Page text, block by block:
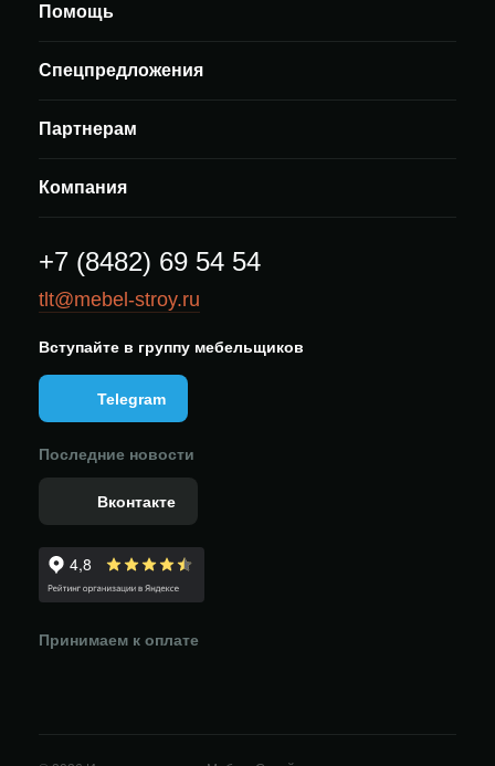
Помощь
Спецпредложения
Партнерам
Компания
+7 (8482) 69 54 54
tlt@mebel-stroy.ru
Вступайте в группу мебельщиков
Telegram
Последние новости
Вконтакте
Принимаем к оплате